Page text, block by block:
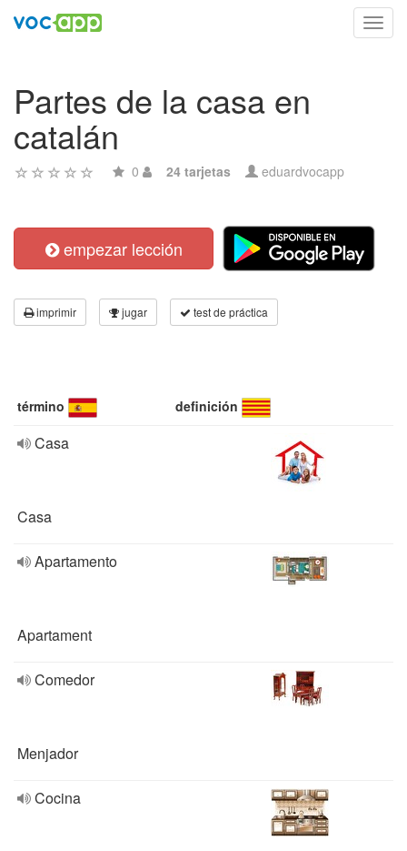
Partes de la casa en
catalán
0 24 tarjetas eduardvocapp
empezar lección
imprimir jugar test de práctica
término definición
Casa
Casa
Apartamento
Apartament
Comedor
Menjador
Cocina